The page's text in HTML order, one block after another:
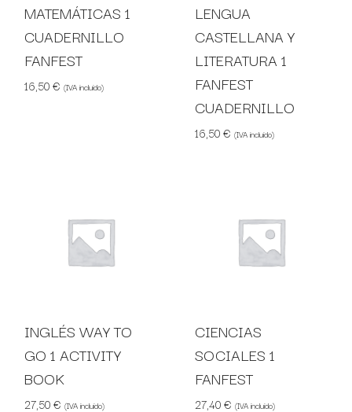
MATEMÁTICAS 1
CUADERNILLO
FANFEST
16,50€ (IVA incluido)
LENGUA
CASTELLANA Y
LITERATURA 1
FANFEST
CUADERNILLO
16,50€ (IVA incluido)
INGLÉS WAY TO
GO 1 ACTIVITY
BOOK
27,50€ (IVA incluido)
CIENCIAS
SOCIALES 1
FANFEST
27,40€ (IVA incluido)